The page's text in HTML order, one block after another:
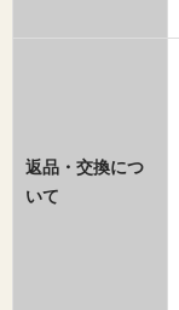
返品・交換につ
いて